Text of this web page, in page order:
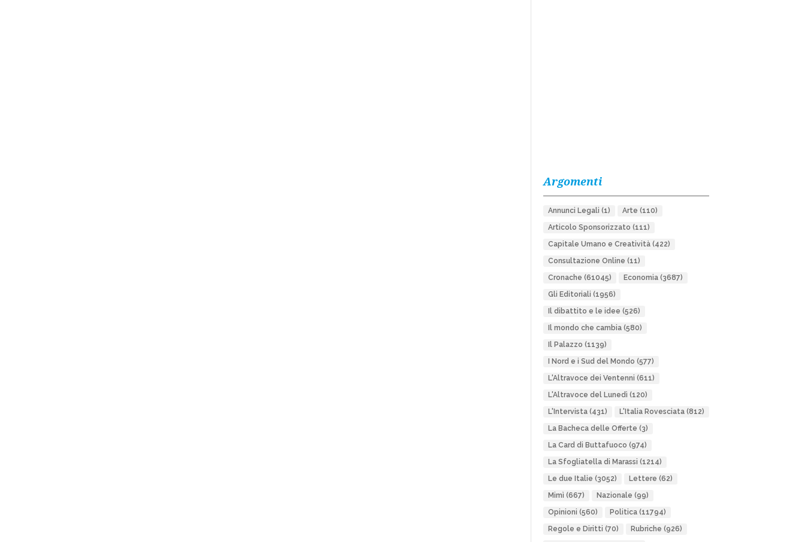
Argomenti
Annunci Legali (1) Arte (110)
Articolo Sponsorizzato (111)
Capitale Umano e Creatività(422)
Consultazione Online (11)
Cronache (61045) Economia(3687)
Gli Editoriali (1956)
Il dibattito e le idee (526)
Il mondo che cambia(580)
Il Palazzo (1139)
I Nord e i Sud del Mondo (577)
L'Altravoce dei Ventenni (611)
L'Altravoce del Lunedì (120)
L'Intervista(431) L'Italia Rovesciata(812)
La Bacheca delle Offerte (3)
La Card di Buttafuoco (974)
La Sfogliatella di Marassi (1214)
Le due Italie (3052) Lettere (62)
Mimì (667) Nazionale (99)
Opinioni (560) Politica(11794)
Regole e Diritti (70) Rubriche (926)